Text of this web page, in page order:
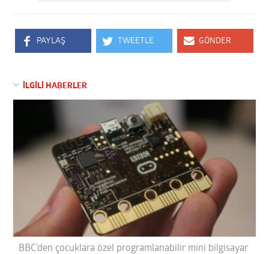
PAYLAŞ TWEETLE GÖNDER
İLGİLİ HABERLER
BBC’den çocuklara özel programlanabilir mini bilgisayar